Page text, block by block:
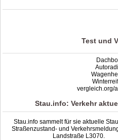
Stau L3070: Unfälle, Sperrung &
Test und
vergleich.org/
Stau.info: Verkehr
Stau.info sammelt für sie aktuelle
Straßenzustand- und
Landstraße L3070.